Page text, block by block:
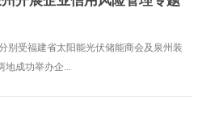
别受福建省太阳能光伏储能商会及泉州装
地成功举办企...